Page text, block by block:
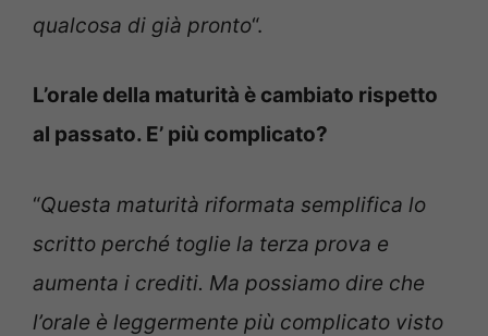
qualcosa di già pronto“.
L’orale della maturità è cambiato rispetto
al passato. E’ più complicato?
“Questa maturità riformata semplifica lo
scritto perché toglie la terza prova e
aumenta i crediti. Ma possiamo dire che
l’orale è leggermente più complicato visto